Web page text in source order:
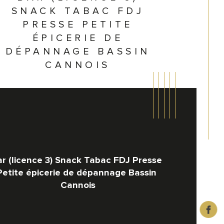
SNACK TABAC FDJ
PRESSE PETITE
ÉPICERIE DE
DÉPANNAGE BASSIN
CANNOIS
(licence 3) Snack Tabac FDJ Presse
épicerie de dépannage Bassin
Cannois